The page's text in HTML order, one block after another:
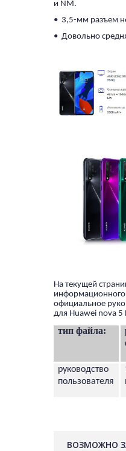
и NM.
• 3,5-мм разъем
• Довольно
На текущей
информационного
официальное
для Huawei nova 5
тип файла:
руководство
пользователя
ВОЗМОЖНО